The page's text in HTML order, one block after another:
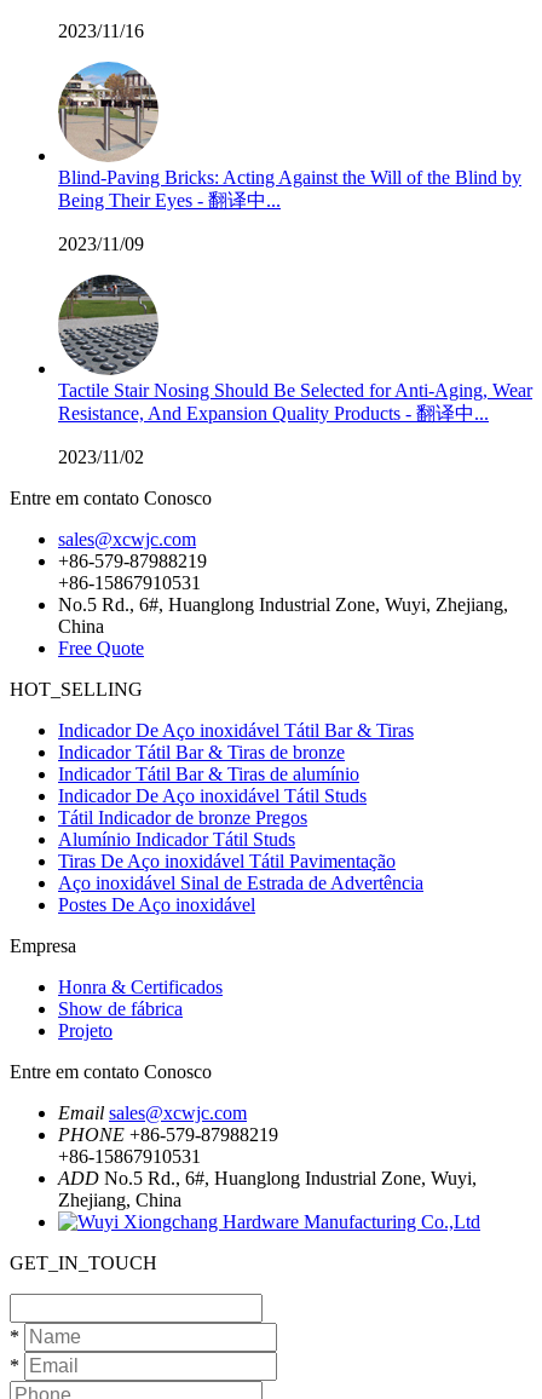
2023/11/16
Blind-Paving Bricks: Acting Against the Will of the Blind by
Being Their Eyes - 翻译中...
2023/11/09
Tactile Stair Nosing Should Be Selected for Anti-Aging, Wear
Resistance, And Expansion Quality Products - 翻译中...
2023/11/02
Entre em contato Conosco
sales@xcwjc.com
+86-579-87988219
+86-15867910531
No.5 Rd., 6#, Huanglong Industrial Zone, Wuyi, Zhejiang,
China
Free Quote
HOT_SELLING
Indicador De Aço inoxidável Tátil Bar & Tiras
Indicador Tátil Bar & Tiras de bronze
Indicador Tátil Bar & Tiras de alumínio
Indicador De Aço inoxidável Tátil Studs
Tátil Indicador de bronze Pregos
Alumínio Indicador Tátil Studs
Tiras De Aço inoxidável Tátil Pavimentação
Aço inoxidável Sinal de Estrada de Advertência
Postes De Aço inoxidável
Empresa
Honra & Certificados
Show de fábrica
Projeto
Entre em contato Conosco
Email sales@xcwjc.com
PHONE +86-579-87988219
+86-15867910531
ADD No.5 Rd., 6#, Huanglong Industrial Zone, Wuyi,
Zhejiang, China
GET_IN_TOUCH
*
*